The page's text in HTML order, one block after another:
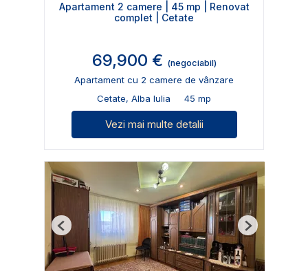
Apartament 2 camere | 45 mp | Renovat
complet | Cetate
69,900 € (negociabil)
Apartament cu 2 camere de vânzare
Cetate, Alba Iulia
45 mp
Vezi mai multe detalii
Previous Next